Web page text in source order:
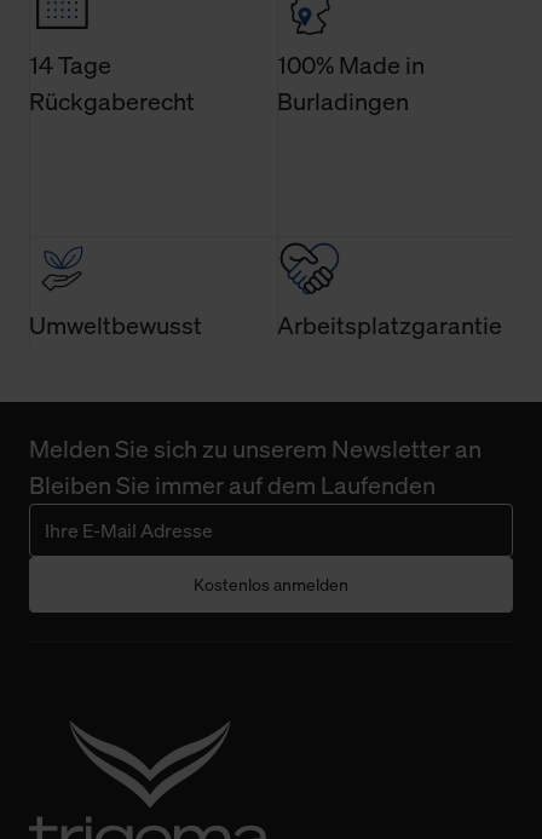
14 Tage
Rückgaberecht
100% Made in
Burladingen
Umweltbewusst Arbeitsplatzgarantie
Melden Sie sich zu unserem Newsletter an
Bleiben Sie immer auf dem Laufenden
Kostenlos anmelden